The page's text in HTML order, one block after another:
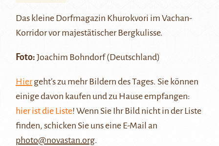
Das kleine Dorfmagazin Khurokvori im Vachan-
Korridorvor majestätischer Bergkulisse.
Foto: Joachim Bohndorf (Deutschland)
Hiergeht’s zu mehr Bildern des Tages. Sie können
einige davon kaufen und zu Hause empfangen:
hier ist die Liste! Wenn Sie Ihr Bild nicht in der Liste
finden, schicken Sie uns eine E-Mail an
photo@novastan.org.